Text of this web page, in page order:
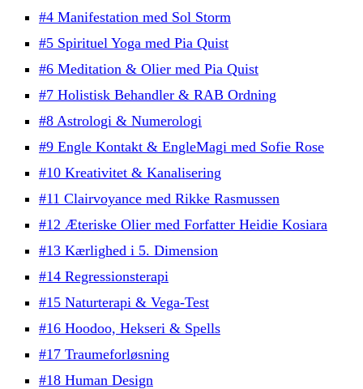
#4 Manifestation med Sol Storm
#5 Spirituel Yoga med Pia Quist
#6 Meditation & Olier med Pia Quist
#7 Holistisk Behandler & RAB Ordning
#8 Astrologi & Numerologi
#9 Engle Kontakt & EngleMagi med Sofie Rose
#10 Kreativitet & Kanalisering
#11 Clairvoyance med Rikke Rasmussen
#12 Æteriske Olier med Forfatter Heidie Kosiara
#13 Kærlighed i 5. Dimension
#14 Regressionsterapi
#15 Naturterapi & Vega-Test
#16 Hoodoo, Hekseri & Spells
#17 Traumeforløsning
#18 Human Design